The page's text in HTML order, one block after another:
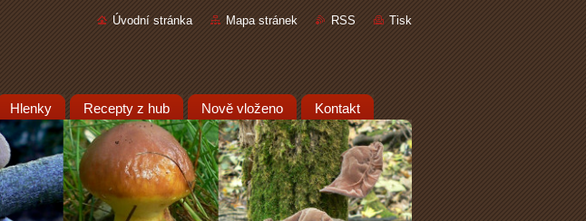
Úvodní stránka Mapa stránek RSS Tisk
Hlenky Recepty z hub Nově vloženo Kontakt